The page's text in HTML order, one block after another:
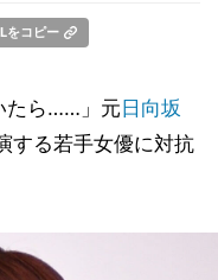
をコピー
たら……」元 日向坂
する若手女優に対抗